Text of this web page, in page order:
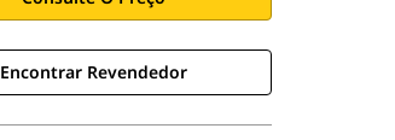
Encontrar Revendedor